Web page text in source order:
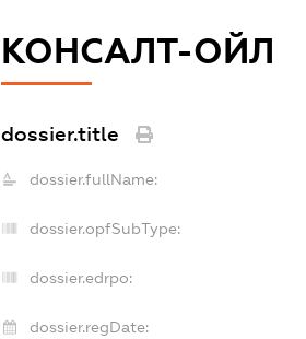
КОНСАЛТ-ОЙЛ
dossier.title
dossier.fullName:
dossier.opfSubType:
dossier.edrpo:
dossier.regDate: